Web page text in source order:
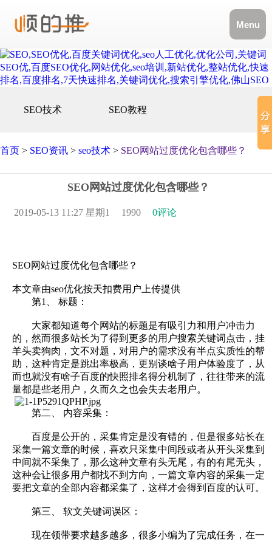
Menu
SEO技术 SEO教程
首页 > SEO资讯 > seo技术 > SEO网站过度优化包含哪些？
SEO网站过度优化包含哪些？
2019-05-13 11:27 星期1 1990 0评论
SEO网站过度优化包含哪些？
本文章由seo优化按天扣费用户上传提供
第1、 标题：
大家都知道每个网站的标题是有吸引力和用户冲击力
的，然而很多站长为了得到更多的用户搜索关键词点击，挂
羊头卖狗肉，文不对题，对用户的需求没有半点实质性的帮
助，这种肯定是跳出率极高，更别谈啥子用户体验度了，从
而也就没有啥子百度的快照排名得分机制了，往往带来的流
量都是些老用户，久而久之也会失去老用户。
第二、 内容采集：
百度是公开的，采集肯定是没有错的，但是很多站长在
采集一篇文章的时候，喜欢只采集中间段或者从开头采集到
中间就不采集了，那么这种文章有头无尾，有的有尾无头，
这种会让很多用户都找不到方向，一篇文章内容的采集一定
要把文章的全部内容都采集了，这样才会得到百度的认可。
第三、 软文关键词误区：
现在领带要求越多越多，很多小编为了完成任务，在一